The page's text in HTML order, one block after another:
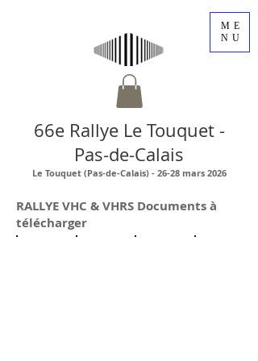
ME
NU
66e Rallye Le Touquet -
Pas-de-Calais
Le Touquet (Pas-de-Calais) - 26-28 mars 2026
RALLYE VHC & VHRS Documents à
télécharger